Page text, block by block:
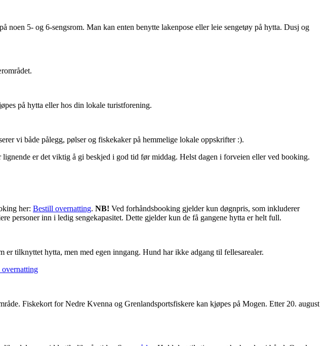
noen 5- og 6-sengsrom. Man kan enten benytte lakenpose eller leie sengetøy på hytta. Dusj og
på hytta eller hos din lokale turistforening.
vi både pålegg, pølser og fiskekaker på hemmelige lokale oppskrifter :).
er det viktig å gi beskjed i god tid før middag. Helst dagen i forveien eller ved booking.
her: Bestill overnatting. NB! Ved forhåndsbooking gjelder kun døgnpris, som inkluderer
personer inn i ledig sengekapasitet. Dette gjelder kun de få gangene hytta er helt full.
tilknyttet hytta, men med egen inngang. Hund har ikke adgang til fellesarealer.
Fiskekort for Nedre Kvenna og Grenlandsportsfiskere kan kjøpes på Mogen. Etter 20. august